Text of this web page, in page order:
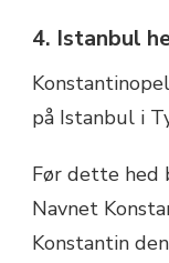
4. Istanbul
på Istanbul i
Før dette hed
Navnet
Konstantin